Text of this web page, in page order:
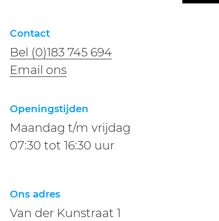
Ons adres
Van der Kunstraat 1
Contact
Bel (0)183 745 694
​​Email ons
Openingstijden
Maandag t/m vrijdag
07:30 tot 16:30 uur